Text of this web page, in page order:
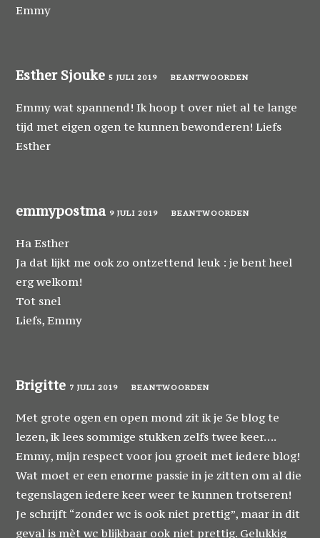
Emmy
Esther Sjouke5 JULI 2019 BEANTWOORDEN
Emmy wat spannend! Ik hoop t over niet al te lange
tijd met eigen ogen te kunnen bewonderen! Liefs
Esther
emmypostma 9 JULI 2019 BEANTWOORDEN
Ha Esther
Ja dat lijkt me ook zo ontzettend leuk : je bent heel
erg welkom!
Tot snel
Liefs, Emmy
Brigitte 7 JULI 2019 BEANTWOORDEN
Met grote ogen en open mond zit ik je 3e blog te
lezen, ik lees sommige stukken zelfs twee keer….
Emmy, mijn respect voor jou groeit met iedere blog!
Wat moet er een enorme passie in je zitten om al die
tegenslagen iedere keer weer te kunnen trotseren!
Je schrijft “zonder wc is ook niet prettig”, maar in dit
geval is mèt wc blijkbaar ook niet prettig. Gelukkig